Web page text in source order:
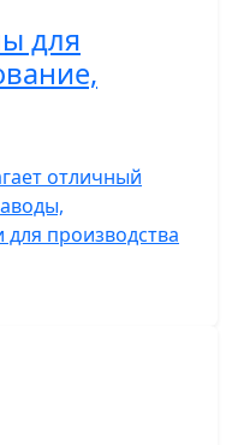
для
отличный
производства